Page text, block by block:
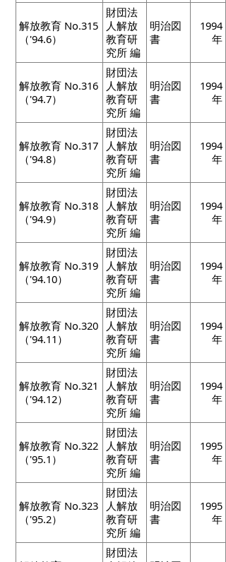
解放教育 No.315
（'94.6）
財団法
人解放
教育研
究所 編
明治図
書
1994
年
解放教育 No.316
（'94.7）
財団法
人解放
教育研
究所 編
明治図
書
1994
年
解放教育 No.317
（'94.8）
財団法
人解放
教育研
究所 編
明治図
書
1994
年
解放教育 No.318
（'94.9）
財団法
人解放
教育研
究所 編
明治図
書
1994
年
解放教育 No.319
（'94.10）
財団法
人解放
教育研
究所 編
明治図
書
1994
年
解放教育 No.320
（'94.11）
財団法
人解放
教育研
究所 編
明治図
書
1994
年
解放教育 No.321
（'94.12）
財団法
人解放
教育研
究所 編
明治図
書
1994
年
解放教育 No.322
（'95.1）
財団法
人解放
教育研
究所 編
明治図
書
1995
年
解放教育 No.323
（'95.2）
財団法
人解放
教育研
究所 編
明治図
書
1995
年
財団法